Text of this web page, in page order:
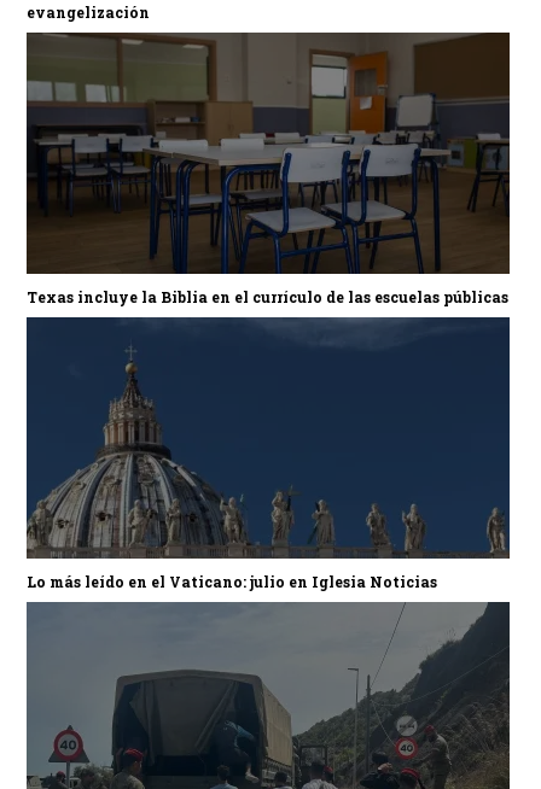
evangelización
Texas incluye la Biblia en el currículo de las escuelas públicas
Lo más leído en el Vaticano: julio en Iglesia Noticias